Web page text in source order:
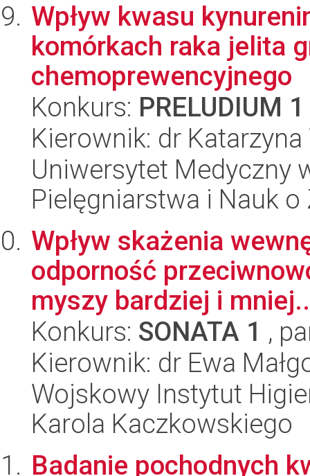
Wpływ kwasu
komórkach raka jelita
chemoprewencyjnego
Konkurs: PRELUDIUM 1
Kierownik: dr Katarzyna
Uniwersytet Medyczny
Pielęgniarstwa i Nauk
Wpływ skażenia
odporność
myszy bardziej i
Konkurs: SONATA 1 ,
Kierownik: dr Ewa
Wojskowy Instytut
Karola Kaczkowskiego
Badanie pochodnych